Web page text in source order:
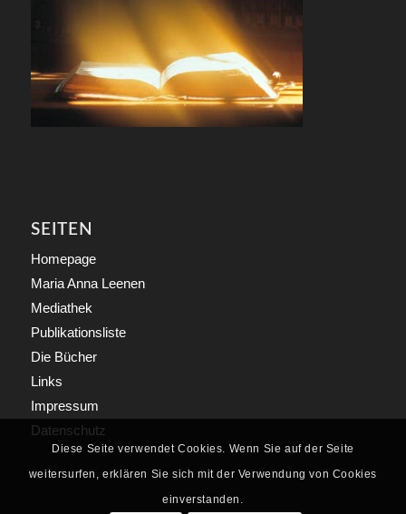
SEITEN
Homepage
Maria Anna Leenen
Mediathek
Publikationsliste
Die Bücher
Links
Impressum
Datenschutz
Diese Seite verwendet Cookies. Wenn Sie auf der Seite
weitersurfen, erklären Sie sich mit der Verwendung von Cookies
einverstanden.